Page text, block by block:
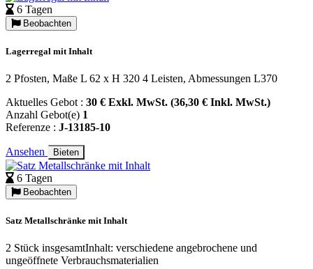
6 Tagen
Beobachten
Lagerregal mit Inhalt
2 Pfosten, Maße L 62 x H 320 4 Leisten, Abmessungen L370
Aktuelles Gebot : 30 € Exkl. MwSt. (36,30 € Inkl. MwSt.)
Anzahl Gebot(e) 1
Referenze : J-13185-10
Ansehen Bieten
6 Tagen
Beobachten
Satz Metallschränke mit Inhalt
2 Stück insgesamtInhalt: verschiedene angebrochene und
ungeöffnete Verbrauchsmaterialien